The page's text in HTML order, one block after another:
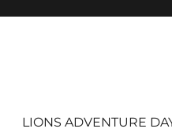
LIONS ADVENTURE